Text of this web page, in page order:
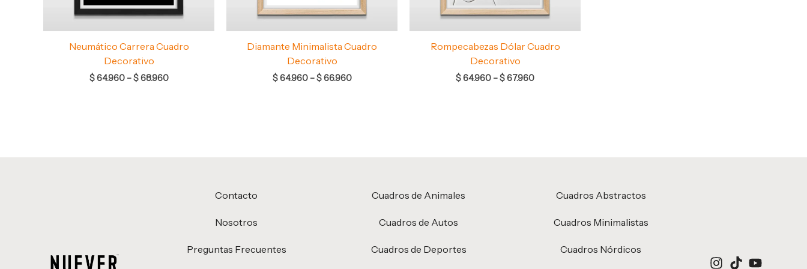
Neumático Carrera Cuadro
Decorativo
$64.960 –$68.960
Diamante Minimalista Cuadro
Decorativo
$64.960 –$66.960
Rompecabezas Dólar Cuadro
Decorativo
$64.960 –$67.960
Contacto
Nosotros
Preguntas Frecuentes
Cuadros de Animales
Cuadros de Autos
Cuadros de Deportes
Cuadros Abstractos
Cuadros Minimalistas
Cuadros Nórdicos